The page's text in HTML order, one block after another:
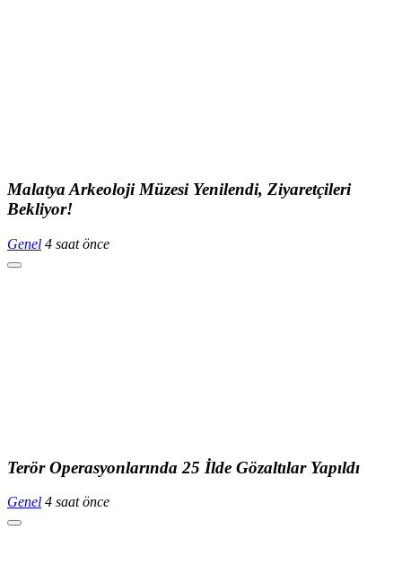
Malatya Arkeoloji Müzesi Yenilendi, Ziyaretçileri
Bekliyor!
Genel 4 saat önce
Terör Operasyonlarında 25 İlde Gözaltılar Yapıldı
Genel 4 saat önce